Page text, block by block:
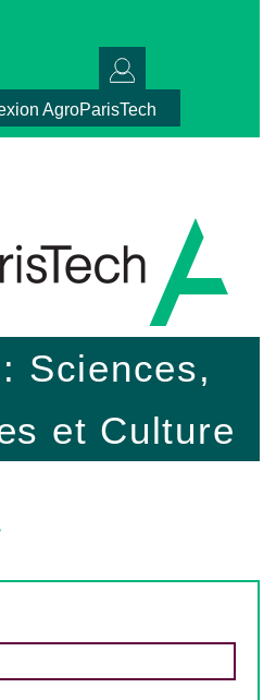
AgroParisTech
Sciences,
et Culture